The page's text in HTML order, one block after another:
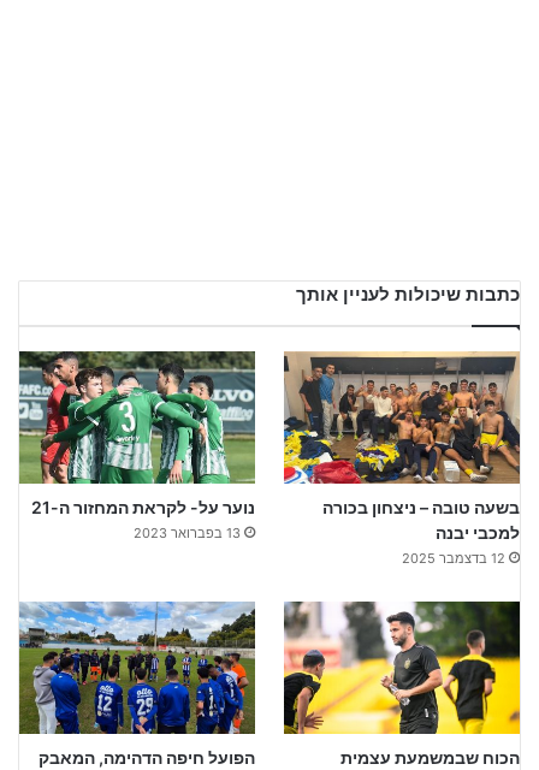
כתבות שיכולות לעניין אותך
בשעה טובה – ניצחון בכורה
למכבי יבנה
12 בדצמבר 2025
נוער על- לקראת המחזור ה-21
13 בפברואר 2023
הכוח שבמשמעת עצמית
הפועל חיפה הדהימה, המאבק